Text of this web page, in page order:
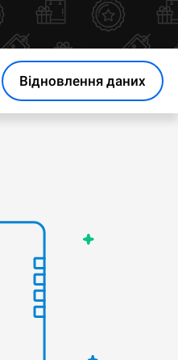
Відновлення даних